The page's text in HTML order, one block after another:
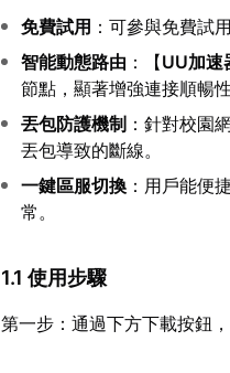
免費試用 ：可參與免費試
智能動態路由 ：【UU加速
節點，顯著增強連接順暢性
丟包防護機制 ：針對校園
丟包導致的斷線。
一鍵區服切換 ：用戶能便
常。
1.1 使用步驟
第一步：通過下方下載按鈕